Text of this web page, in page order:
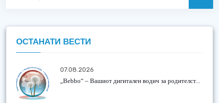
ОСТАНАТИ ВЕСТИ
07.08.2026
„Bebbo“ – Вашиот дигитален водич за родителст...